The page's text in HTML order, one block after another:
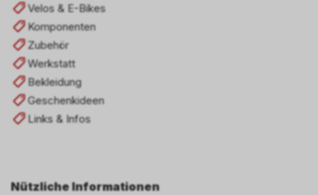
Velos & E-Bikes
Komponenten
Zubehör
Werkstatt
Bekleidung
Geschenkideen
Links & Infos
Nützliche Informationen